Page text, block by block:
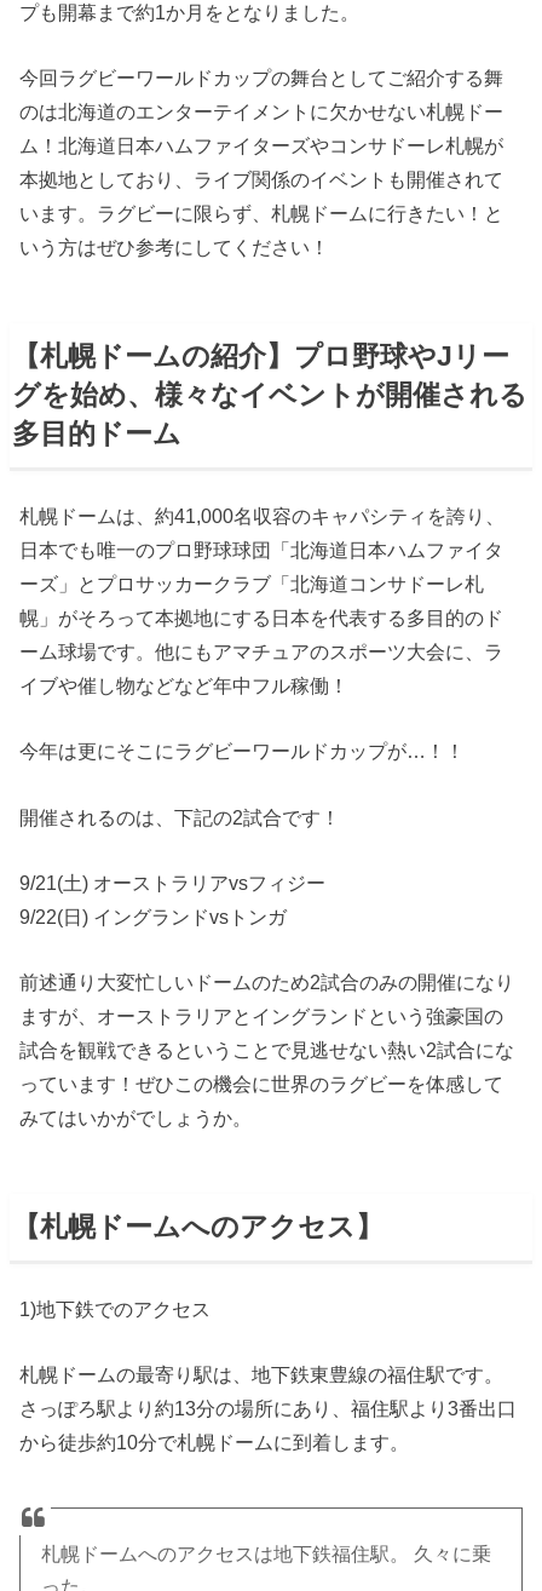
プも開幕まで約1か月をとなりました。
今回ラグビーワールドカップの舞台としてご紹介する舞
のは北海道のエンターテイメントに欠かせない札幌ドー
ム！北海道日本ハムファイターズやコンサドーレ札幌が
本拠地としており、ライブ関係のイベントも開催されて
います。ラグビーに限らず、札幌ドームに行きたい！と
いう方はぜひ参考にしてください！
【札幌ドームの紹介】プロ野球やJリー
グを始め、様々なイベントが開催される
多目的ドーム
札幌ドームは、約41,000名収容のキャパシティを誇り、
日本でも唯一のプロ野球球団「北海道日本ハムファイタ
ーズ」とプロサッカークラブ「北海道コンサドーレ札
幌」がそろって本拠地にする日本を代表する多目的のド
ーム球場です。他にもアマチュアのスポーツ大会に、ラ
イブや催し物などなど年中フル稼働！
今年は更にそこにラグビーワールドカップが…！！
開催されるのは、下記の2試合です！
9/21(土) オーストラリアvsフィジー
9/22(日) イングランドvsトンガ
前述通り大変忙しいドームのため2試合のみの開催になり
ますが、オーストラリアとイングランドという強豪国の
試合を観戦できるということで見逃せない熱い2試合にな
っています！ぜひこの機会に世界のラグビーを体感して
みてはいかがでしょうか。
【札幌ドームへのアクセス】
1)地下鉄でのアクセス
札幌ドームの最寄り駅は、地下鉄東豊線の福住駅です。
さっぽろ駅より約13分の場所にあり、福住駅より3番出口
から徒歩約10分で札幌ドームに到着します。
札幌ドームへのアクセスは地下鉄福住駅。 久々に乗